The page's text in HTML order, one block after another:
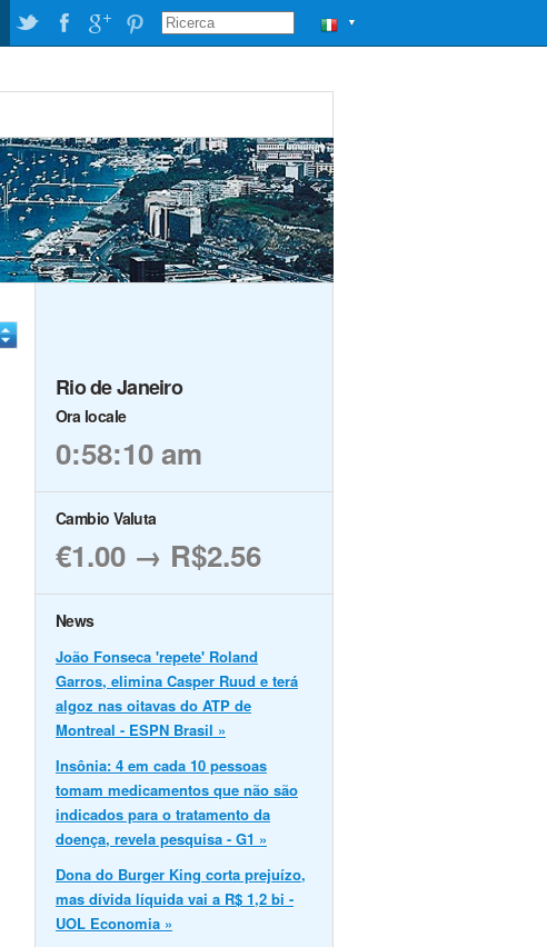
▼
Rio de Janeiro
Ora locale
0:58:11 am
Cambio Valuta
€1.00 → R$2.56
News
João Fonseca 'repete' Roland
Garros, elimina Casper Ruud e terá
algoz nas oitavas do ATP de
Montreal - ESPN Brasil »
Insônia: 4 em cada 10 pessoas
tomam medicamentos que não são
indicados para o tratamento da
doença, revela pesquisa - G1 »
Dona do Burger King corta prejuízo,
mas dívida líquida vai a R$ 1,2 bi -
UOL Economia »